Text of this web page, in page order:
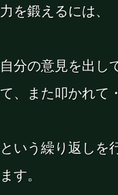
力を鍛えるには、
自分の意見を出し
て、また叩かれて
という繰り返しを
ます。